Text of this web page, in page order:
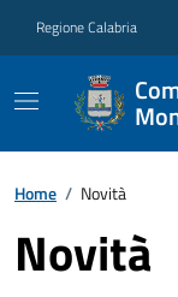
Regione Calabria
Home / Novità
Novità